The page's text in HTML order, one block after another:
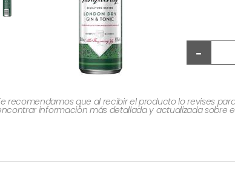
-
recomendamos que al recibir el producto lo revises
información más detallada y actualizada sobre